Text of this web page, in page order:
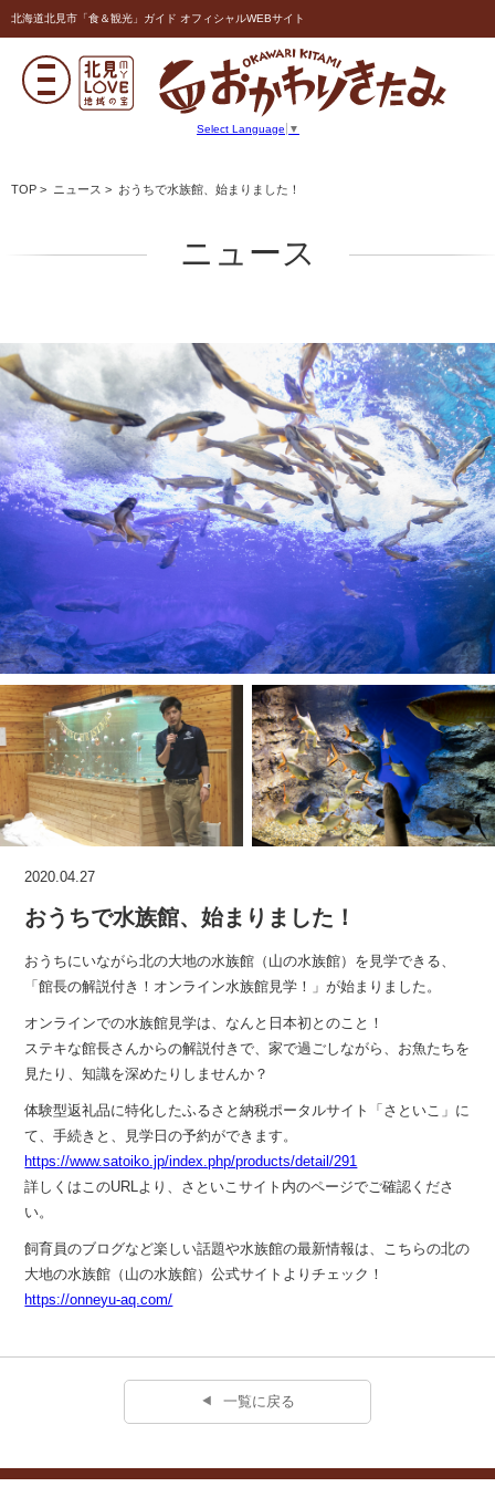
北海道北見市「食＆観光」ガイド オフィシャルWEBサイト
Select Language ▼
TOP > ニュース > おうちで水族館、始まりました！
ニュース
2020.04.27
おうちで水族館、始まりました！
おうちにいながら北の大地の水族館（山の水族館）を見学できる、
「館長の解説付き！オンライン水族館見学！」が始まりました。
オンラインでの水族館見学は、なんと日本初とのこと！
ステキな館長さんからの解説付きで、家で過ごしながら、お魚たちを
見たり、知識を深めたりしませんか？
体験型返礼品に特化したふるさと納税ポータルサイト「さといこ」に
て、手続きと、見学日の予約ができます。
https://www.satoiko.jp/index.php/products/detail/291
詳しくはこのURLより、さといこサイト内のページでご確認くださ
い。
飼育員のブログなど楽しい話題や水族館の最新情報は、こちらの北の
大地の水族館（山の水族館）公式サイトよりチェック！
https://onneyu-aq.com/
一覧に戻る